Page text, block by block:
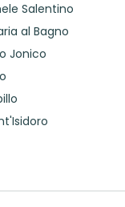
Salentino
al Bagno
Jonico